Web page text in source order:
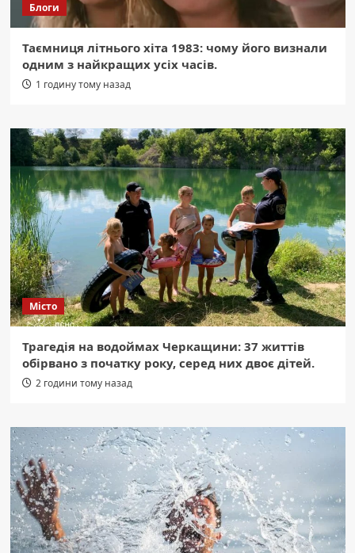
Блоги
Таємниця літнього хіта 1983: чому його визнали
одним з найкращих усіх часів.
1 годину тому назад
Місто
Трагедія на водоймах Черкащини: 37 життів
обірвано з початку року, серед них двоє дітей.
2 години тому назад